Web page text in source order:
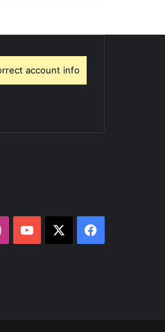
account info.
فيسبوك